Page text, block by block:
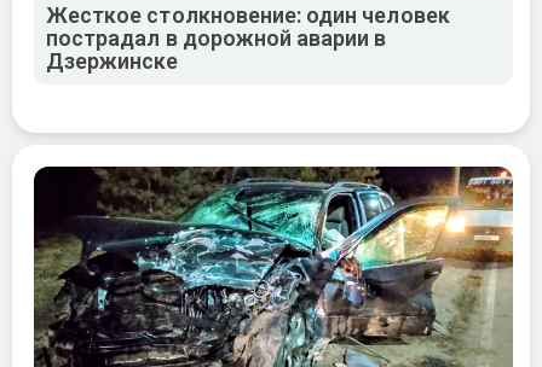
Жесткое столкновение: один человек
пострадал в дорожной аварии в
Дзержинске